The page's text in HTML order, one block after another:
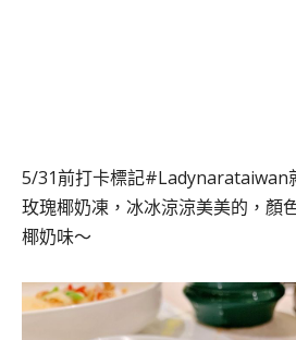
5/31前打卡標記#Ladynarataiwan
玫瑰椰奶凍，冰冰涼涼美美的，顏
椰奶味～